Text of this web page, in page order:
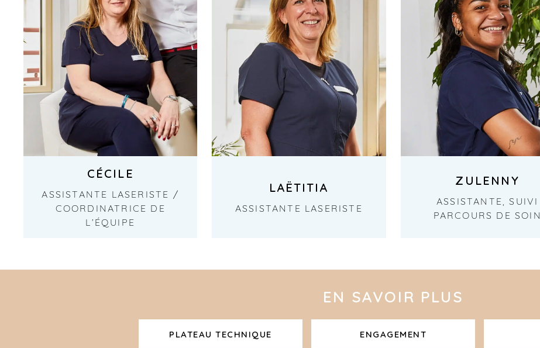
CÉCILE
ASSISTANTE LASERISTE /
COORDINATRICE DE
L’ÉQUIPE
LAËTITIA
ASSISTANTE LASERISTE
ZULENNY
ASSISTANTE, SUIVI
PARCOURS DE SOIN
EN SAVOIR PLUS
PLATEAU TECHNIQUE ENGAGEMENT